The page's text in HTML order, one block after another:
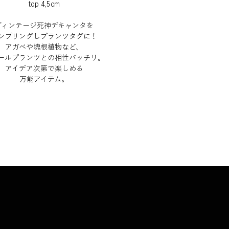
top 4,5cm
ィンテージ死神デキャンタを
プリングしプランツタグに！
アガベや塊根植物など、
ルプランツとの相性バッチリ。
アイデア次第で楽しめる
万能アイテム。